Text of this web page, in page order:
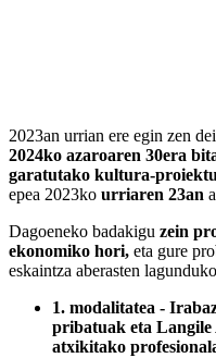
2023an urrian ere egin zen
2024ko azaroaren 30era
garatutako kultura-
epea 2023ko urriaren 23an
Dagoeneko badakigu zein
ekonomiko hori, eta gure
eskaintza aberasten
1. modalitatea -
pribatuak eta
atxikitako